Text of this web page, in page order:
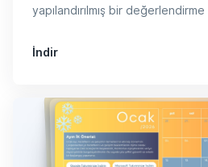
yapılandırılmış bir
İndir